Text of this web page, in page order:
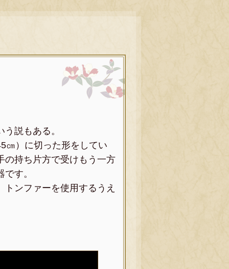
説もある。
㎝）に切った形をしてい
の持ち片方で受けもう一方
す。
ンファーを使用するうえ